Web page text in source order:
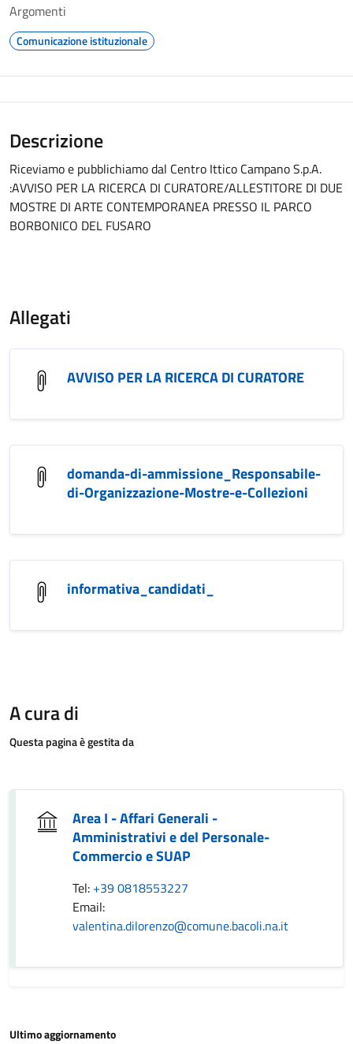
Argomenti
Comunicazione istituzionale
Descrizione
Riceviamo e pubblichiamo dal Centro Ittico Campano S.p.A.
:AVVISO PER LA RICERCA DI CURATORE/ALLESTITORE DI DUE
MOSTRE DI ARTE CONTEMPORANEA PRESSO IL PARCO
BORBONICO DEL FUSARO
Allegati
AVVISO PER LA RICERCA DI CURATORE
domanda-di-ammissione_Responsabile-
di-Organizzazione-Mostre-e-Collezioni
informativa_candidati_
A cura di
Questa pagina è gestita da
Area I - Affari Generali -
Amministrativi e del Personale-
Commercio e SUAP
Tel: +39 0818553227
Email:
valentina.dilorenzo@comune.bacoli.na.it
Ultimo aggiornamento